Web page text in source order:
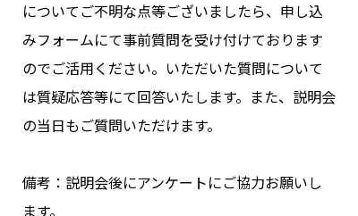
についてご不明な点等ございましたら、申し込
みフォームにて事前質問を受け付けております
のでご活用ください。いただいた質問について
は質疑応答等にて回答いたします。また、説明会
の当日もご質問いただけます。
備考：説明会後にアンケートにご協力お願いし
ます。